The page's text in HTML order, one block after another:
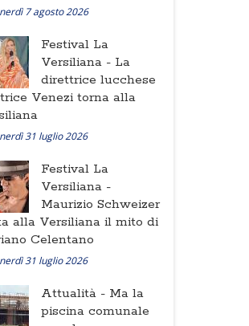
7 agosto 2026
Festival La
Versiliana - La
direttrice lucchese
Venezi torna alla
31 luglio 2026
Festival La
Versiliana -
Maurizio Schweizer
alla Versiliana il mito di
Celentano
31 luglio 2026
Attualità - Ma la
piscina comunale